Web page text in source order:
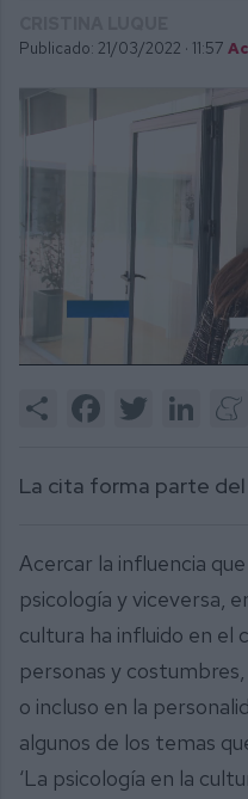
Publicado: 21/03/2022 · 11:57
1
Share FacebookTwitter
La cita forma parte del
Acercar la influencia
psicología y viceversa,
cultura ha influido en
personas y
o incluso en la
algunos de los temas
‘La psicología en la